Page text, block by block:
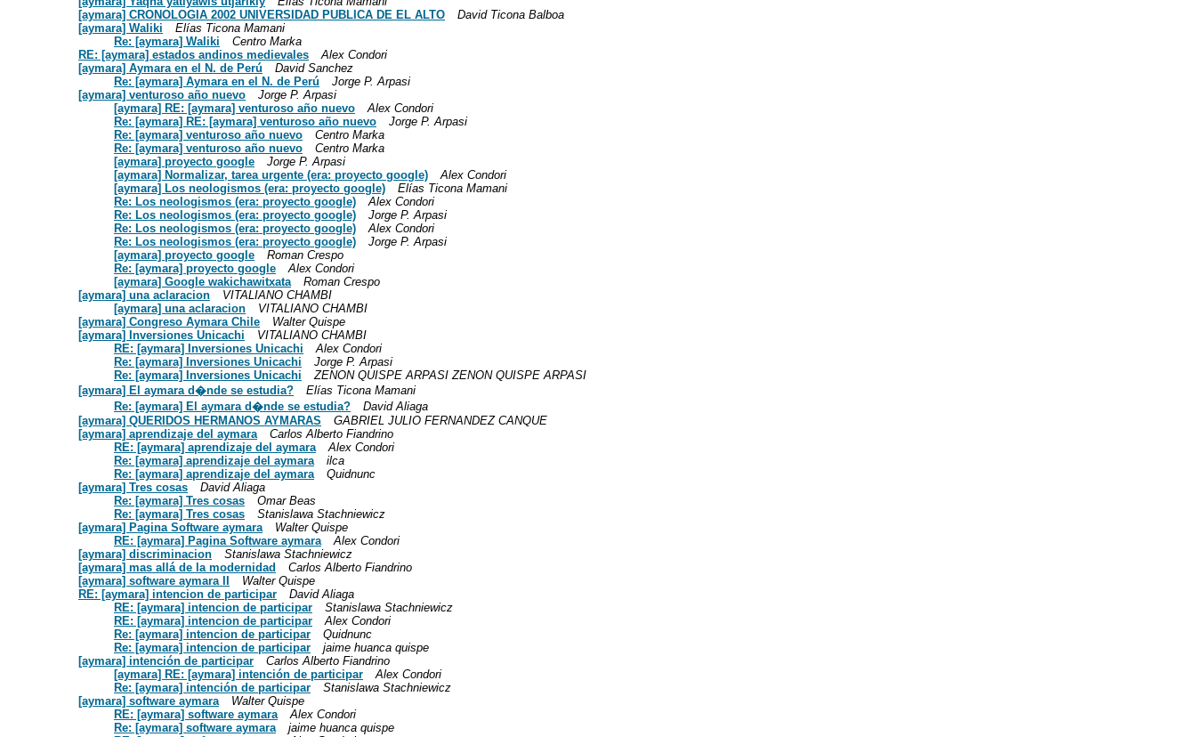
[aymara] CRONOLOGIA 2002 UNIVERSIDAD PUBLICA DE EL ALTO
David Ticona Balboa
[aymara] Waliki
Elías Ticona Mamani
Re: [aymara] Waliki
Centro Marka
RE: [aymara] estados andinos medievales
Alex Condori
[aymara] Aymara en el N. de Perú
David Sanchez
Re: [aymara] Aymara en el N. de Perú
Jorge P. Arpasi
[aymara] venturoso año nuevo
Jorge P. Arpasi
[aymara] RE: [aymara] venturoso año nuevo
Alex Condori
Re: [aymara] RE: [aymara] venturoso año nuevo
Jorge P. Arpasi
Re: [aymara] venturoso año nuevo
Centro Marka
Re: [aymara] venturoso año nuevo
Centro Marka
[aymara] proyecto google
Jorge P. Arpasi
[aymara] Normalizar, tarea urgente (era: proyecto google)
Alex Condori
[aymara] Los neologismos (era: proyecto google)
Elías Ticona Mamani
Re: Los neologismos (era: proyecto google)
Alex Condori
Re: Los neologismos (era: proyecto google)
Jorge P. Arpasi
Re: Los neologismos (era: proyecto google)
Alex Condori
Re: Los neologismos (era: proyecto google)
Jorge P. Arpasi
[aymara] proyecto google
Roman Crespo
Re: [aymara] proyecto google
Alex Condori
[aymara] Google wakichawitxata
Roman Crespo
[aymara] una aclaracion
VITALIANO CHAMBI
[aymara] una aclaracion
VITALIANO CHAMBI
[aymara] Congreso Aymara Chile
Walter Quispe
[aymara] Inversiones Unicachi
VITALIANO CHAMBI
RE: [aymara] Inversiones Unicachi
Alex Condori
Re: [aymara] Inversiones Unicachi
Jorge P. Arpasi
Re: [aymara] Inversiones Unicachi
ZENON QUISPE ARPASI ZENON QUISPE ARPASI
[aymara] El aymara d�nde se estudia?
Elías Ticona Mamani
Re: [aymara] El aymara d�nde se estudia?
David Aliaga
[aymara] QUERIDOS HERMANOS AYMARAS
GABRIEL JULIO FERNANDEZ CANQUE
[aymara] aprendizaje del aymara
Carlos Alberto Fiandrino
RE: [aymara] aprendizaje del aymara
Alex Condori
Re: [aymara] aprendizaje del aymara
ilca
Re: [aymara] aprendizaje del aymara
Quidnunc
[aymara] Tres cosas
David Aliaga
Re: [aymara] Tres cosas
Omar Beas
Re: [aymara] Tres cosas
Stanislawa Stachniewicz
[aymara] Pagina Software aymara
Walter Quispe
RE: [aymara] Pagina Software aymara
Alex Condori
[aymara] discriminacion
Stanislawa Stachniewicz
[aymara] mas allá de la modernidad
Carlos Alberto Fiandrino
[aymara] software aymara II
Walter Quispe
RE: [aymara] intencion de participar
David Aliaga
RE: [aymara] intencion de participar
Stanislawa Stachniewicz
RE: [aymara] intencion de participar
Alex Condori
Re: [aymara] intencion de participar
Quidnunc
Re: [aymara] intencion de participar
jaime huanca quispe
[aymara] intención de participar
Carlos Alberto Fiandrino
[aymara] RE: [aymara] intención de participar
Alex Condori
Re: [aymara] intención de participar
Stanislawa Stachniewicz
[aymara] software aymara
Walter Quispe
RE: [aymara] software aymara
Alex Condori
Re: [aymara] software aymara
jaime huanca quispe